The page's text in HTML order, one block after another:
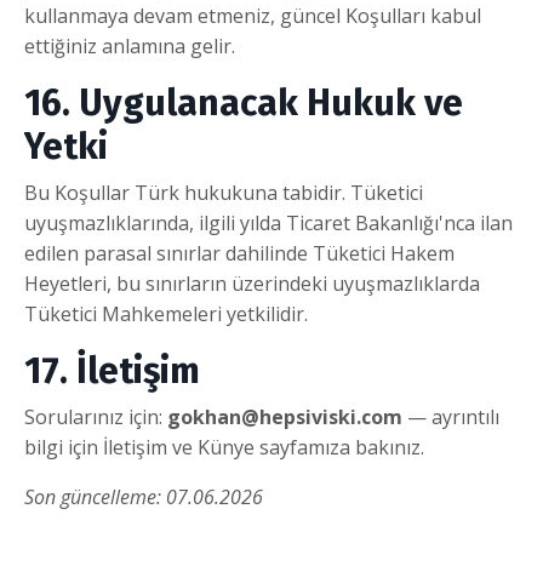
kullanmaya devam etmeniz, güncel Koşulları kabul
ettiğiniz anlamına gelir.
16. Uygulanacak Hukuk ve
Yetki
Bu Koşullar Türk hukukuna tabidir. Tüketici
uyuşmazlıklarında, ilgili yılda Ticaret Bakanlığı'nca ilan
edilen parasal sınırlar dahilinde Tüketici Hakem
Heyetleri, bu sınırların üzerindeki uyuşmazlıklarda
Tüketici Mahkemeleri yetkilidir.
17. İletişim
Sorularınız için: gokhan@hepsiviski.com — ayrıntılı
bilgi için İletişim ve Künye sayfamıza bakınız.
Son güncelleme: 07.06.2026